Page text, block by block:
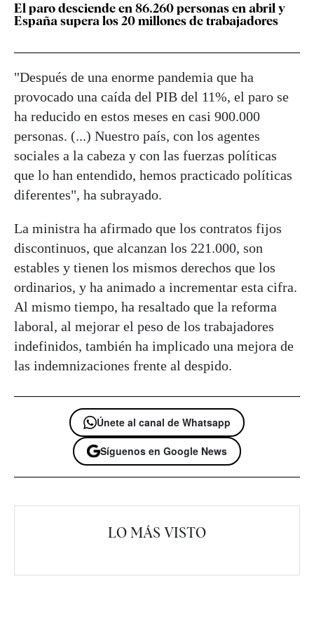
El paro desciende en 86.260 personas en abril y
España supera los 20 millones de trabajadores
"Después de una enorme pandemia que ha
provocado una caída del PIB del 11%, el paro se
ha reducido en estos meses en casi 900.000
personas. (...) Nuestro país, con los agentes
sociales a la cabeza y con las fuerzas políticas
que lo han entendido, hemos practicado políticas
diferentes", ha subrayado.
La ministra ha afirmado que los contratos fijos
discontinuos, que alcanzan los 221.000, son
estables y tienen los mismos derechos que los
ordinarios, y ha animado a incrementar esta cifra.
Al mismo tiempo, ha resaltado que la reforma
laboral, al mejorar el peso de los trabajadores
indefinidos, también ha implicado una mejora de
las indemnizaciones frente al despido.
Únete al canal de Whatsapp
Síguenos en Google News
LO MÁS VISTO